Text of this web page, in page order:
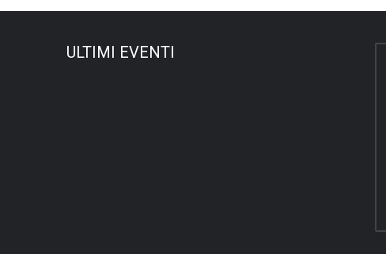
ULTIMI EVENTI